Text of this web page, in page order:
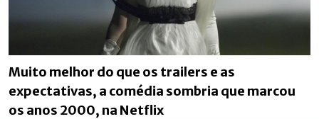
Muito melhor do que os trailers e as
expectativas, a comédia sombria que marcou
os anos 2000, na Netflix